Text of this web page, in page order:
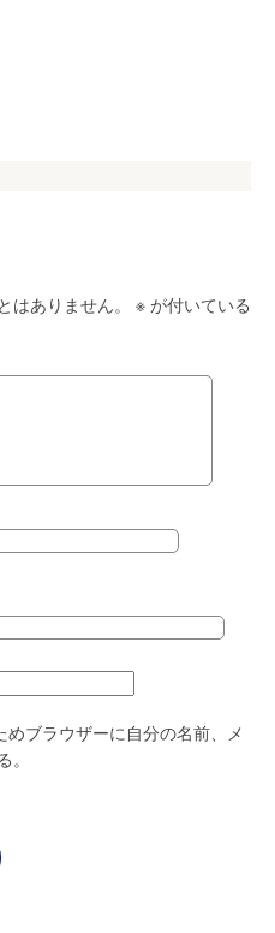
はありません。 ※ が付いている
ブラウザーに自分の名前、メ